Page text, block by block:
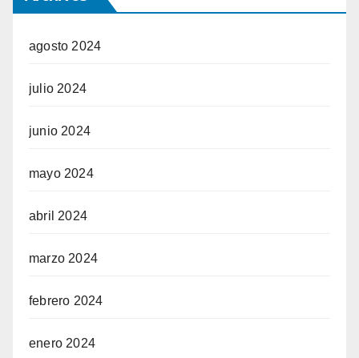
agosto 2024
julio 2024
junio 2024
mayo 2024
abril 2024
marzo 2024
febrero 2024
enero 2024